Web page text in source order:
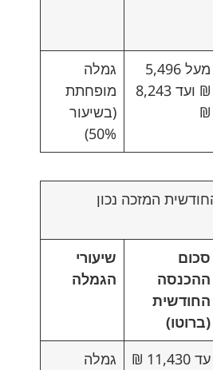
מעל 5,496
₪ ועד 8,243
₪
גמלה
מופחתת
(בשיעור
50%)
המזכה נכון
סכום
ההכנסה
החודשית
(ברוטו)
שיעורי
הגמלה
עד 11,430 ₪
גמלה